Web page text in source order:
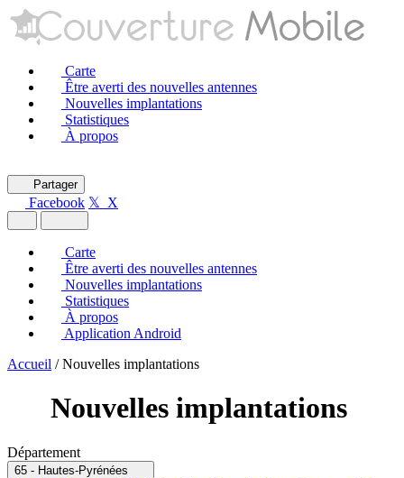
Carte
Être averti des nouvelles antennes
Nouvelles implantations
Statistiques
À propos
Partager
Facebook 𝕏 X
Carte
Être averti des nouvelles antennes
Nouvelles implantations
Statistiques
À propos
Application Android
Accueil / Nouvelles implantations
Nouvelles implantations
Département
65 - Hautes-Pyrénées